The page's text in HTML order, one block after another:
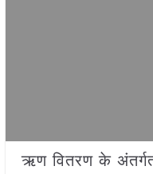
ऋण वितरण के